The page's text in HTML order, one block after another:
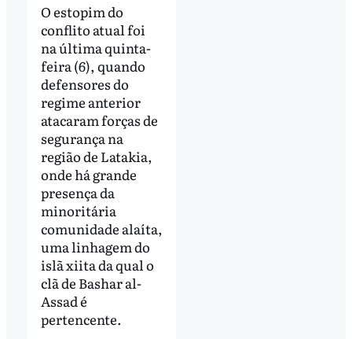
O estopim do
conflito atual foi
na última quinta-
feira (6), quando
defensores do
regime anterior
atacaram forças de
segurança na
região de Latakia,
onde há grande
presença da
minoritária
comunidade alaíta,
uma linhagem do
islã xiita da qual o
clã de Bashar al-
Assad é
pertencente.